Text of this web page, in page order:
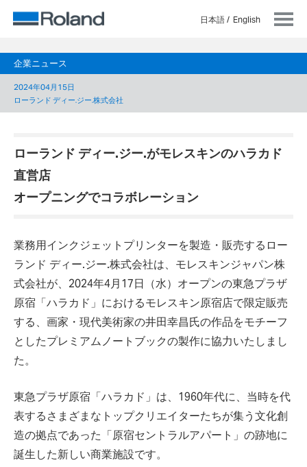
日本語 English
企業ニュース
2024年04月15日
ローランド ディー.ジー.株式会社
ローランド ディー.ジー.がモレスキンのハラカド
直営店
オープニングでコラボレーション
業務用インクジェットプリンターを製造・販売するロー
ランド ディー.ジー.株式会社は、 モレスキンジャパン株
式会社が、2024年4月17日（水）オープンの東急プラザ
原宿「ハラカド」におけるモレスキン原宿店で限定販売
する、画家・現代美術家の井田幸昌氏の作品をモチーフ
としたプレミアムノートブックの製作に協力いたしまし
た。
東急プラザ原宿「ハラカド」は、1960年代に、当時を代
表するさまざまなトップクリエイターたちが集う文化創
造の拠点であった「原宿セントラルアパート」の跡地に
誕生した新しい商業施設です。